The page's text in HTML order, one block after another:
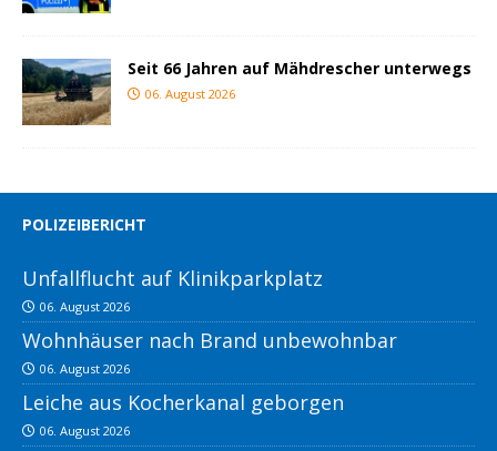
Seit 66 Jahren auf Mähdrescher unterwegs
06. August 2026
POLIZEIBERICHT
Unfallflucht auf Klinikparkplatz
06. August 2026
Wohnhäuser nach Brand unbewohnbar
06. August 2026
Leiche aus Kocherkanal geborgen
06. August 2026